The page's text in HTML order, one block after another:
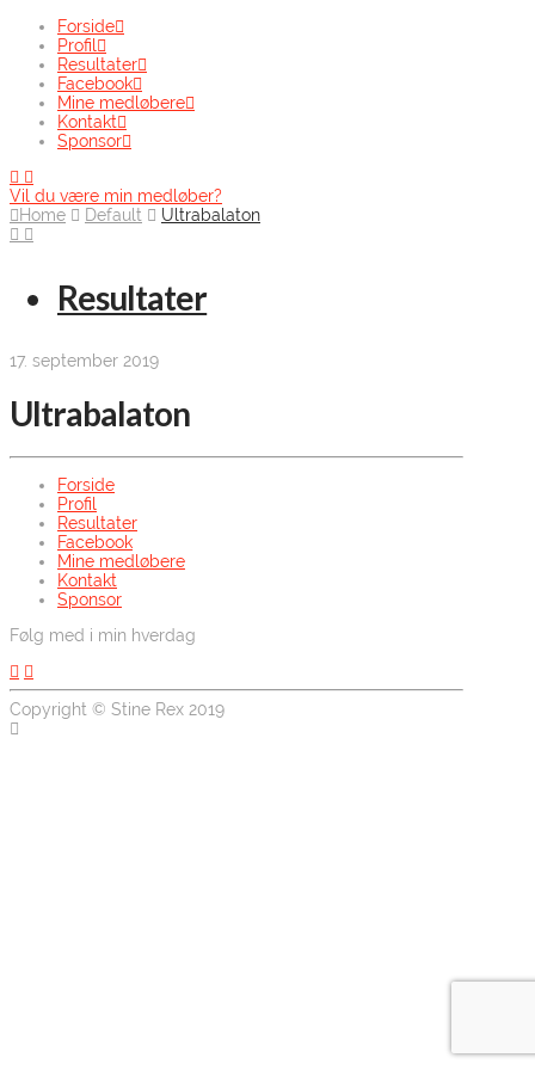
Forside
Profil
Resultater
Facebook
Mine medløbere
Kontakt
Sponsor
Vil du være min medløber?
Home
Default Ultrabalaton
Resultater
17. september 2019
Ultrabalaton
Forside
Profil
Resultater
Facebook
Mine medløbere
Kontakt
Sponsor
Følg med i min hverdag
Copyright © Stine Rex 2019